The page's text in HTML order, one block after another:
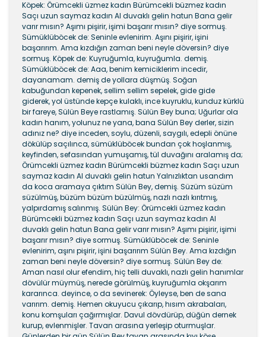
Köpek: Örümcekli üzmez kadın Bürümcekli büzmez kadın
Saçı uzun saymaz kadın Al duvaklı gelin hatun Bana gelir
varır mısın? Aşımı pişirir, işimi başarır mısın? diye sormuş.
Sümüklüböcek de: Seninle evlenirim. Aşını pişirir, işini
başarırım. Ama kızdığın zaman beni neyle döversin? diye
sormuş. Köpek de: Kuyruğumla, kuyruğumla. demiş.
Sümüklüböcek de: Aaa, benim kemiciklerim incedir,
dayanamam. demiş de yollara düşmüş. Soğan
kabuğundan kepenek, sellim sellim sepelek, gide gide
giderek, yol üstünde kepçe kulaklı, ince kuyruklu, kunduz kürklü
bir fareye, Sülün Beye rastlamış. Sülün Bey buna; Uğurlar ola
kadın hanım, yolunuz ne yana, bana Sü­lün Bey derler, sizin
adınız ne? diye inceden, soylu, düzen­li, saygılı, edepli önüne
dökülüp saçılınca, sümüklüböcek bundan çok hoşlanmış,
keyfinden, sefasından yumuşamış, tül duvağını aralamış da;
Örümcekli üzmez kadın Bürümcekli büzmez kadın Saçı uzun
saymaz kadın Al duvaklı gelin hatun Yalnızlıktan usandım
da koca aramaya çıktım Sülün Bey, demiş. Süzüm süzüm
süzülmüş, büzüm büzüm büzülmüş, nazlı nazlı kırıtmış,
yalpırdamış salınmış. Sülün Bey: Örümcekli üzmez kadın
Bürümcekli büzmez kadın Saçı uzun saymaz kadın Al
duvaklı gelin hatun Bana gelir varır mısın? Aşımı pişirir, işimi
başarır mısın? diye sormuş. Sümüklüböcek de: Seninle
evlenirim, aşını pişirir, işini başarırım Sülün Bey. Ama kızdığın
zaman beni neyle döversin? diye sor­muş. Sülün Bey de:
Aman nasıl olur efendim, hiç telli duvaklı, nazlı gelin hanımlar
dövülür müymüş, nerede görülmüş, kuyruğum­la okşarım
kararınca. deyince, o da sevinerek: Öyleyse, ben de sana
varırım. demiş. Hemen okuyucu çıkarıp, hısım akrabaları,
konu kom­şuları çağırmışlar. Davul dövdürüp, düğün dernek
kurup, evlenmişler. Tavan arasına yerleşip oturmuşlar.